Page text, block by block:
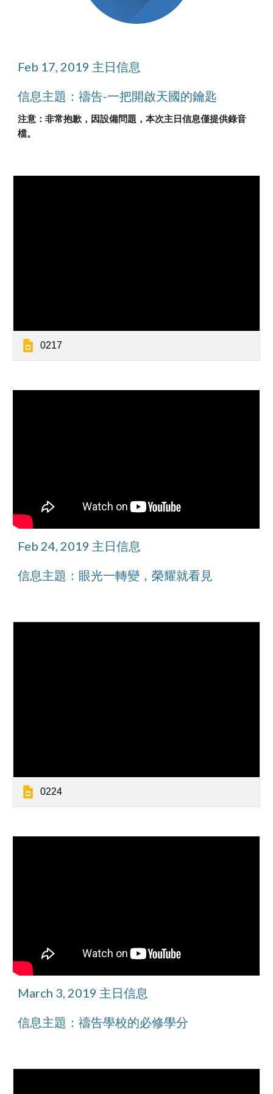
Feb 17, 2019 主日信息
信息主題：禱告-一把開啟天國的鑰匙
注意：非常抱歉，因設備問題，本次主日信息僅提供錄音
檔。
0217
Feb 24, 2019 主日信息
信息主題：眼光一轉變，榮耀就看見
0224
March 3, 2019 主日信息
信息主題：禱告學校的必修學分